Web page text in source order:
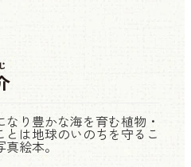
り豊かな海を育む植物・
は地球のいのちを守るこ
絵本。